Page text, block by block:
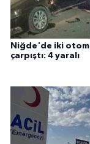
Niğde'de iki
çarpıştı: 4 yaralı